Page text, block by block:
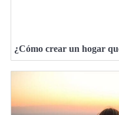
¿Cómo crear un hogar